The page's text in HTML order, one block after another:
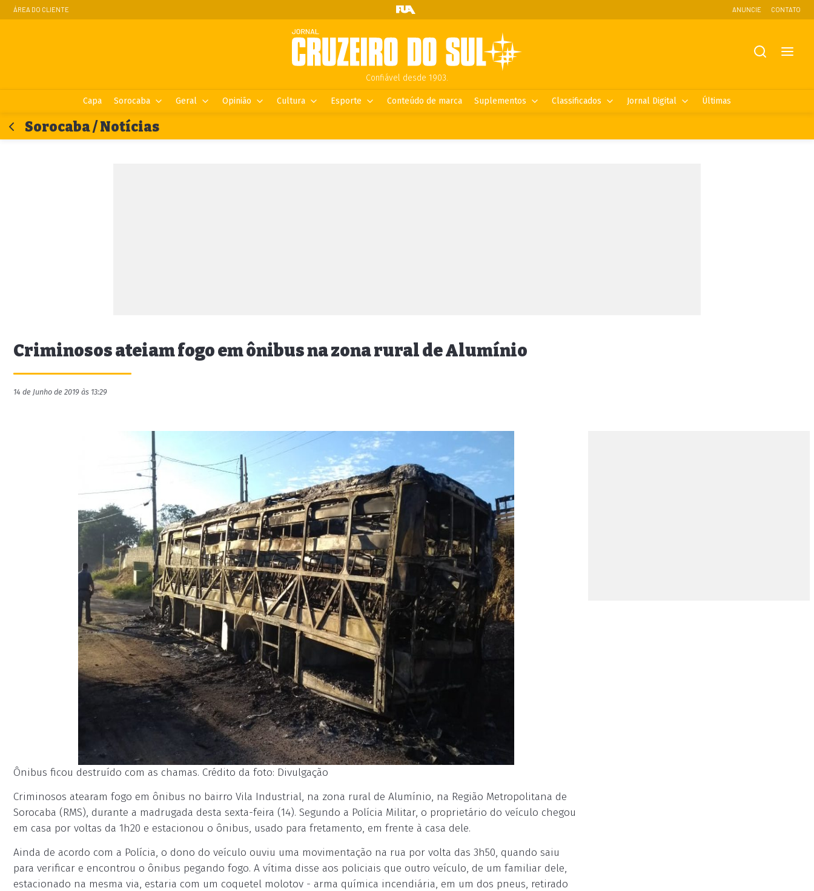
ÁREA DO CLIENTE ANUNCIE CONTATO
Confiável desde 1903.
Capa Sorocaba Geral Opinião Cultura Esporte Conteúdo de marca Suplementos Classificados Jornal Digital Últimas
Sorocaba / Notícias
Criminosos ateiam fogo em ônibus na zona rural de Alumínio
14 de Junho de 2019 às 13:29
Ônibus ficou destruído com as chamas. Crédito da foto: Divulgação
Criminosos atearam fogo em ônibus no bairro Vila Industrial, na zona rural de Alumínio, na Região Metropolitana de
Sorocaba (RMS), durante a madrugada desta sexta-feira (14). Segundo a Polícia Militar, o proprietário do veículo chegou
em casa por voltas da 1h20 e estacionou o ônibus, usado para fretamento, em frente à casa dele.
Ainda de acordo com a Polícia, o dono do veículo ouviu uma movimentação na rua por volta das 3h50, quando saiu
para verificar e encontrou o ônibus pegando fogo. A vítima disse aos policiais que outro veículo, de um familiar dele,
estacionado na mesma via, estaria com um coquetel molotov - arma química incendiária, em um dos pneus, retirado